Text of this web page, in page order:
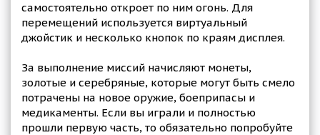
самостоятельно откроет по ним огонь. Для
перемещений используется виртуальный
джойстик и несколько кнопок по краям дисплея.
За выполнение миссий начисляют монеты,
золотые и серебряные, которые могут быть смело
потрачены на новое оружие, боеприпасы и
медикаменты. Если вы играли и полностью
прошли первую часть, то обязательно попробуйте